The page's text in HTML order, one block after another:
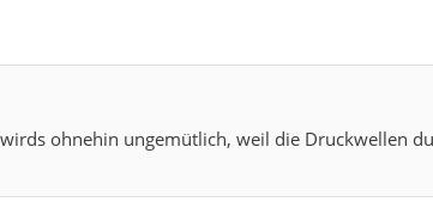
ohnehin ungemütlich, weil die Druckwellen